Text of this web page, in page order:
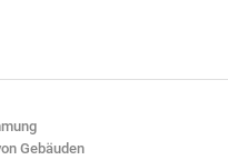
Gebäuden